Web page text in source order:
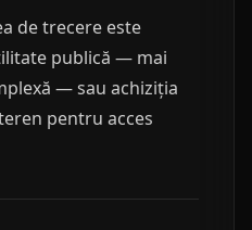
de trecere este
publică — mai
— sau achiziția
pentru acces